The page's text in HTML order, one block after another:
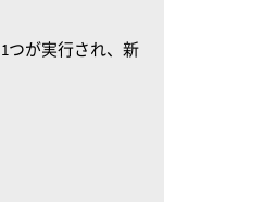
つが実行され、新